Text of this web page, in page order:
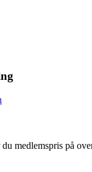
medlemspris på